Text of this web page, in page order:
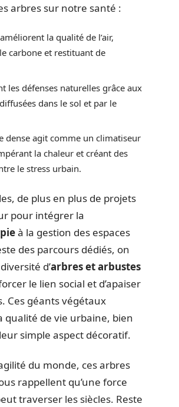
arbres sur notre santé :
la qualité de l’air,
carbone et restituant de
les défenses naturelles grâce aux
dans le sol et par le
dense agit comme un climatiseur
la chaleur et créant des
le stress urbain.
de plus en plus de projets
pour intégrer la
à la gestion des espaces
des parcours dédiés, on
d’arbres et arbustes
le lien social et d’apaiser
Ces géants végétaux
qualité de vie urbaine, bien
simple aspect décoratif.
du monde, ces arbres
rappellent qu’une force
traverser les siècles. Reste